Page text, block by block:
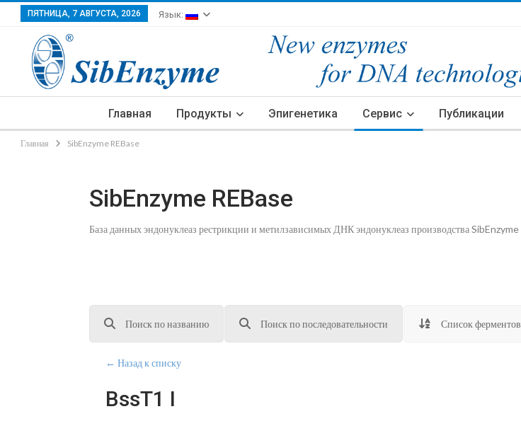
ПЯТНИЦА, 7 АВГУСТА, 2026 Язык:
Главная Продукты Эпигенетика Сервис Публикации
Главная SibEnzyme REBase
SibEnzyme REBase
База данных эндонуклеаз рестрикции и метилзависимых ДНК эндонуклеаз производства SibEnzyme
Поиск по названию Поиск по последовательности Список ферментов
← Назад к списку
BssT1 I